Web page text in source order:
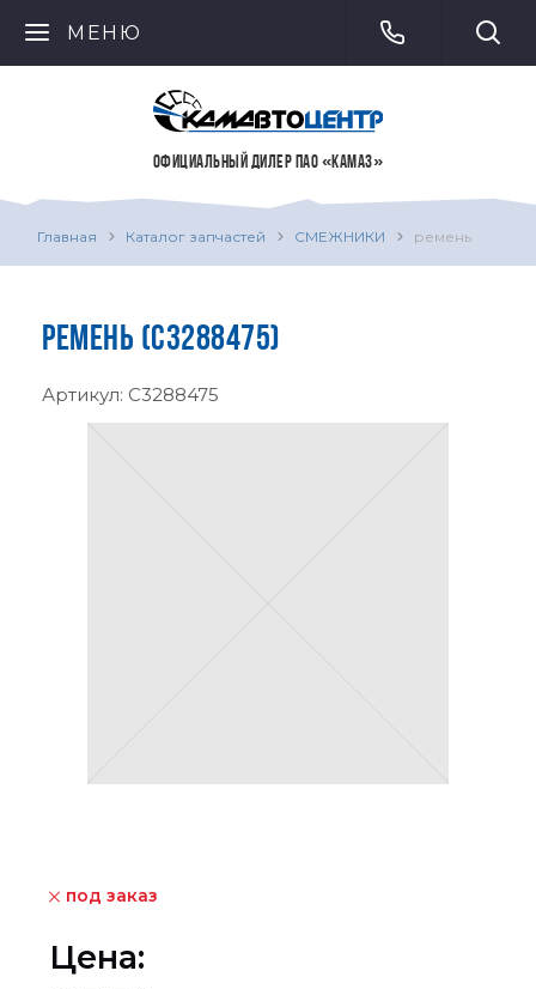
МЕНЮ
ОФИЦИАЛЬНЫЙ ДИЛЕР ПАО «КАМАЗ»
Главная Каталог запчастей СМЕЖНИКИ ремень
РЕМЕНЬ (C3288475)
Артикул: C3288475
под заказ
Цена: